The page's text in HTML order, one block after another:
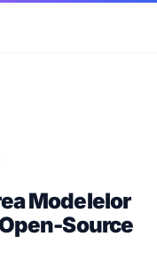
Modelelor
Source